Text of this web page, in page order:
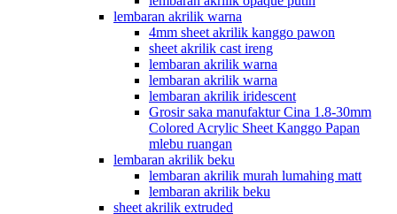
lembaran akrilik warna
4mm sheet akrilik kanggo pawon
sheet akrilik cast ireng
lembaran akrilik warna
lembaran akrilik warna
lembaran akrilik iridescent
Grosir saka manufaktur Cina 1.8-30mm
Colored Acrylic Sheet Kanggo Papan
mlebu ruangan
lembaran akrilik beku
lembaran akrilik murah lumahing matt
lembaran akrilik beku
sheet akrilik extruded